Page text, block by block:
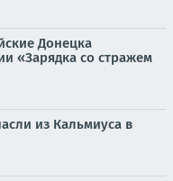
Донецка
«Зарядка со стражем
из Кальмиуса в